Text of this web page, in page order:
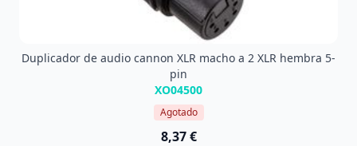
Duplicador de audio cannon XLR macho a 2 XLR hembra 5-
pin
XO04500
Agotado
8,37 €